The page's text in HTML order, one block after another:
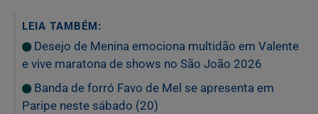
LEIA TAMBÉM:
Desejo de Menina emociona multidão em Valente
e vive maratona de shows no São João 2026
Banda de forró Favo de Mel se apresenta em
Paripe neste sábado (20)